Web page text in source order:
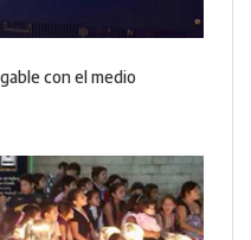
con el medio